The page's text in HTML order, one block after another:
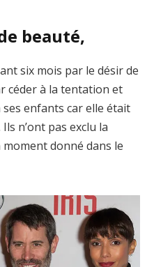
beauté,
six mois par le désir de
céder à la tentation et
ses enfants car elle était
n’ont pas exclu la
donné dans le